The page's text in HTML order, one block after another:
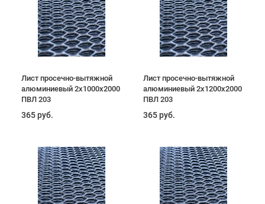
Лист просечно-вытяжной
алюминиевый 2х1000х2000
ПВЛ 203
365 руб.
Лист просечно-вытяжной
алюминиевый 2х1200х2000
ПВЛ 203
365 руб.